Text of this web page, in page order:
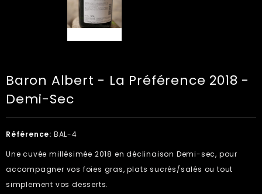
Baron Albert - La Préférence 2018 -
Demi-Sec
Référence: BAL-4
Une cuvée millésimée 2018 en déclinaison Demi-sec, pour
accompagner vos foies gras, plats sucrés/salés ou tout
simplement vos desserts.